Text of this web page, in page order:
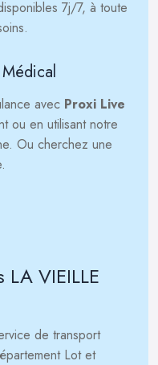
7j/7, à toute
avec Proxi Live
ou en utilisant notre
Ou cherchez une
VIEILLE
de transport
Lot et